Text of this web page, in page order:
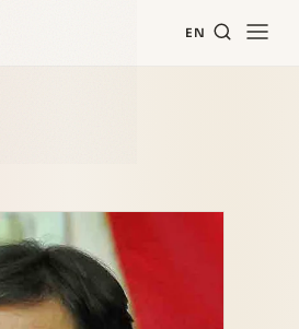
EN